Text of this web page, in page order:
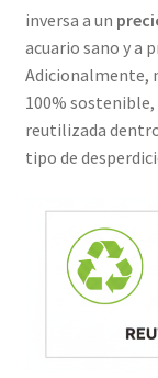
inversa a un
acuario sano y a
Adicionalmente,
100%
reutilizada
tipo de